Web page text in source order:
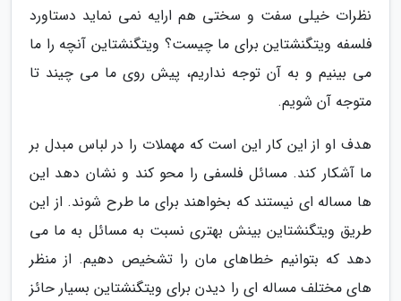
نظرات خیلی سفت و سختی هم ارایه نمی نماید دستاورد
فلسفه ویتگنشتاین برای ما چیست؟ ویتگنشتاین آنچه را ما
می بینیم و به آن توجه نداریم، پیش روی ما می چیند تا
متوجه آن شویم.
هدف او از این کار این است که مهملات را در لباس مبدل بر
ما آشکار کند. مسائل فلسفی را محو کند و نشان دهد این
ها مساله ای نیستند که بخواهند برای ما طرح شوند. از این
طریق ویتگنشتاین بینش بهتری نسبت به مسائل به ما می
دهد که بتوانیم خطاهای مان را تشخیص دهیم. از منظر
های مختلف مساله ای را دیدن برای ویتگنشتاین بسیار حائز